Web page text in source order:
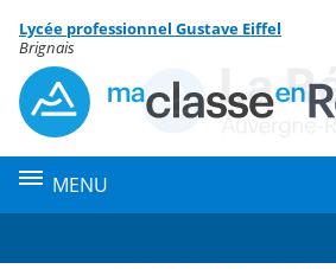
Menu de la rubrique
Contenu
Lycée professionnel Gustave Eiffel
Brignais
MENU